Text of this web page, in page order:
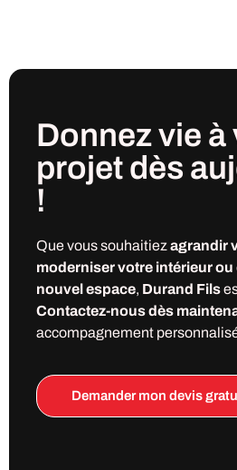
Donnez vie à
projet dès
!
Que vous souhaitiez agrandir
moderniser votre intérieur
nouvel espace, Durand Fils
Contactez-nous dès
accompagnement
Demander mon devis